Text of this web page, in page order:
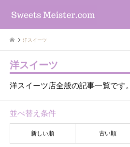
洋スイーツ
洋スイーツ
洋スイーツ店全般の記事一覧です。
並べ替え条件
新しい順 古い順